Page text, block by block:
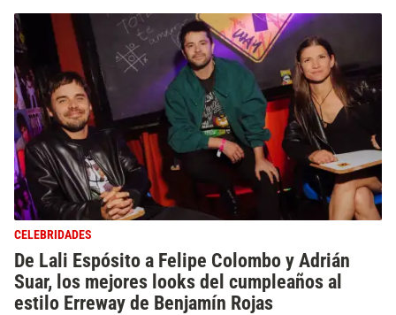
CELEBRIDADES
De Lali Espósito a Felipe Colombo y Adrián
Suar, los mejores looks del cumpleaños al
estilo Erreway de Benjamín Rojas